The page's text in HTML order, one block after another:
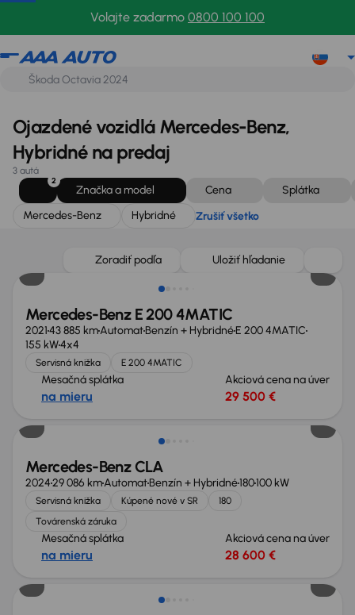
Volajte zadarmo 0800 100 100
Mercedes-Benz
Ojazdené vozidlá Mercedes-Benz,
Hybridné na predaj
3 autá
2
Značka a model Cena
Splátka
Mercedes-Benz
Hybridné Zrušiť všetko
Zoradiť podľa Uložiť hľadanie
Zlacnené o 3 500 €
Mercedes-Benz E 200 4MATIC
202143 885 kmAutomatBenzín + HybridnéE 200 4MATIC
155 kW4x4
Servisná knižka E 200 4MATIC
Mesačná splátka
na mieru
Akciová cena na úver
29 500 €
Zlacnené o 1 400 €
Mercedes-Benz CLA
202429 086 kmAutomatBenzín + Hybridné180100 kW
Servisná knižka Kúpené nové v SR
180
Továrenská záruka
Mesačná splátka
na mieru
Akciová cena na úver
28 600 €